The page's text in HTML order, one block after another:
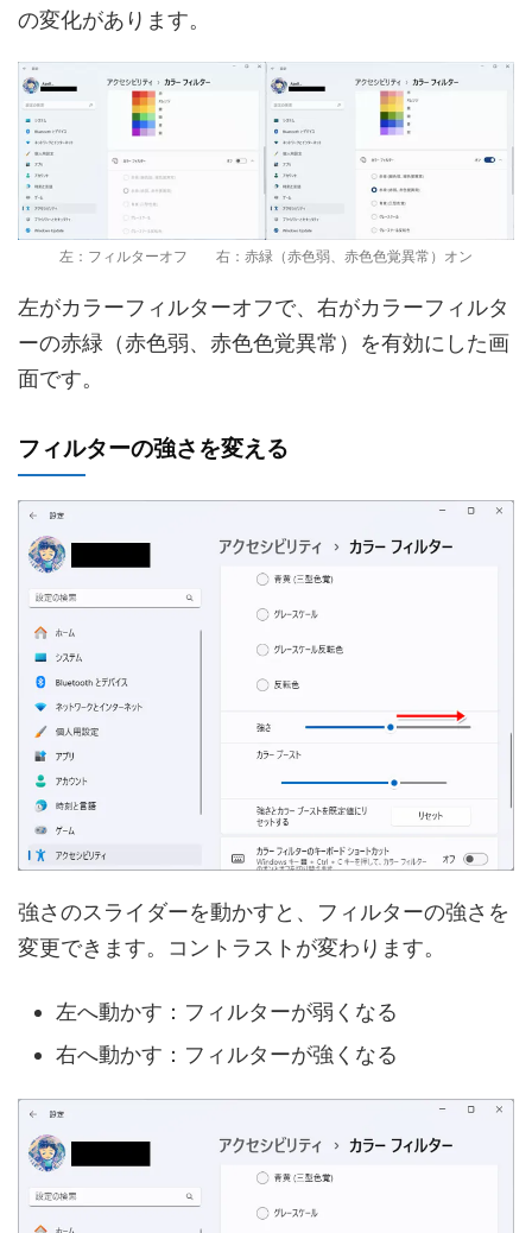
の変化があります。
左：フィルターオフ 右：赤緑（赤色弱、赤色色覚異常）オン
左がカラーフィルターオフで、右がカラーフィルタ
ーの赤緑（赤色弱、赤色色覚異常）を有効にした画
面です。
フィルターの強さを変える
強さのスライダーを動かすと、フィルターの強さを
変更できます。コントラストが変わります。
左へ動かす：フィルターが弱くなる
右へ動かす：フィルターが強くなる